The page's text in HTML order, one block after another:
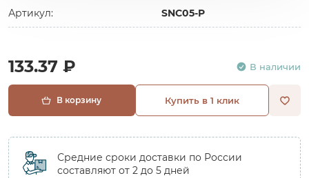
Артикул: SNC05-P
133.37 ₽ В наличии
В корзину Купить в 1 клик
Средние сроки доставки по России
составляют от 2 до 5 дней